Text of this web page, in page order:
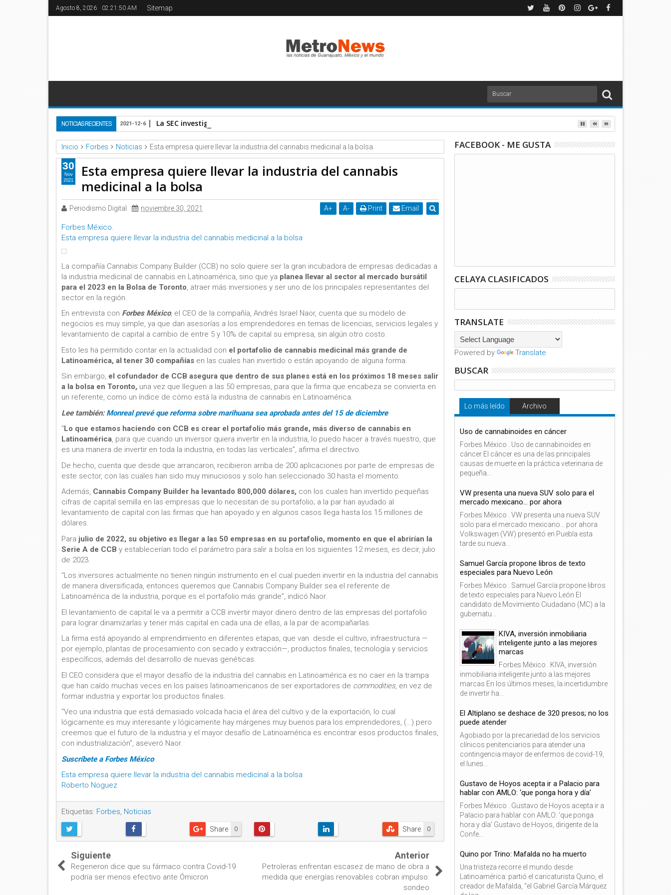
Agosto 8, 2026 02:21:50 AM Sitemap
NOTICIAS RECIENTES La SEC investiga a Tesla por denuncia de defectos en los paneles solares
2021-12-6
Inicio Forbes Noticias Esta empresa quiere llevar la industria del cannabis medicinal a la bolsa
Esta empresa quiere llevar la industria del cannabis
medicinal a la bolsa
Periodismo Digital noviembre 30, 2021 A+ A- Print Email
Forbes México.
Esta empresa quiere llevar la industria del cannabis medicinal a la bolsa
La compañía Cannabis Company Builder (CCB) no solo quiere ser la gran incubadora de empresas dedicadas a
la industria medicinal de cannabis en Latinoamérica, sino que ya planea llevar al sector al mercado bursátil
para el 2023 en la Bolsa de Toronto , atraer más inversiones y ser uno de los principales representantes del
sector en la región.
En entrevista con Forbes México, el CEO de la compañía, Andrés Israel Naor, cuenta que su modelo de
negocios es muy simple, ya que dan asesorías a los emprendedores en temas de licencias, servicios legales y
levantamiento de capital a cambio de entre 5 y 10% de capital su empresa, sin algún otro costo.
Esto les ha permitido contar en la actualidad con el portafolio de cannabis medicinal más grande de
Latinoamérica, al tener 30 compañías en las cuales han invertido o están apoyando de alguna forma.
Sin embargo, el cofundador de CCB asegura que dentro de sus planes está en los próximos 18 meses salir
a la bolsa en Toronto, una vez que lleguen a las 50 empresas, para que la firma que encabeza se convierta en
un referente, como un índice de cómo está la industria de cannabis en Latinoamérica.
Lee también: Monreal prevé que reforma sobre marihuana sea aprobada antes del 15 de diciembre
“Lo que estamos haciendo con CCB es crear el portafolio más grande, más diverso de cannabis en
Latinoamérica, para que cuando un inversor quiera invertir en la industria, lo puedo hacer a través nuestro, que
es una manera de invertir en toda la industria, en todas las verticales”, afirma el directivo.
De hecho, cuenta que desde que arrancaron, recibieron arriba de 200 aplicaciones por parte de empresas de
este sector, con las cuales han sido muy minuciosos y solo han seleccionado 30 hasta el momento.
Además, Cannabis Company Builder ha levantado 800,000 dólares, con los cuales han invertido pequeñas
cifras de capital semilla en las empresas que lo necesitan de su portafolio; a la par han ayudado al
levantamiento de capital con las firmas que han apoyado y en algunos casos llega hasta los 15 millones de
dólares.
Para julio de 2022, su objetivo es llegar a las 50 empresas en su portafolio, momento en que el abrirían la
Serie A de CCB y establecerían todo el parámetro para salir a bolsa en los siguientes 12 meses, es decir, julio
de 2023.
“Los inversores actualmente no tienen ningún instrumento en el cual pueden invertir en la industria del cannabis
de manera diversificada, entonces queremos que Cannabis Company Builder sea el referente de
Latinoamérica de la industria, porque es el portafolio más grande”, indicó Naor.
El levantamiento de capital le va a permitir a CCB invertir mayor dinero dentro de las empresas del portafolio
para lograr dinamizarlas y tener más capital en cada una de ellas, a la par de acompañarlas.
La firma está apoyando al emprendimiento en diferentes etapas, que van desde el cultivo, infraestructura —
por ejemplo, plantas de procesamiento con secado y extracción—, productos finales, tecnología y servicios
específicos, además del desarrollo de nuevas genéticas.
El CEO considera que el mayor desafío de la industria del cannabis en Latinoamérica es no caer en la trampa
que han caído muchas veces en los países latinoamericanos de ser exportadores de commodities, en vez de
formar industria y exportar los productos finales.
“Veo una industria que está demasiado volcada hacia el área del cultivo y de la exportación, lo cual
lógicamente es muy interesante y lógicamente hay márgenes muy buenos para los emprendedores, (…) pero
creemos que el futuro de la industria y el mayor desafío de Latinoamérica es encontrar esos productos finales,
con industrialización”, aseveró Naor.
Suscríbete a Forbes México
Esta empresa quiere llevar la industria del cannabis medicinal a la bolsa
Roberto Noguez
Etiquetas: Forbes Noticias
0
Share 0
Share
30
Nov
2021
Siguiente
Regeneron dice que su fármaco contra Covid-19
podría ser menos efectivo ante Ómicron
Anterior
Petroleras enfrentan escasez de mano de obra a
medida que energías renovables cobran impulso:
sondeo
FACEBOOK - ME GUSTA
CELAYA CLASIFICADOS
TRANSLATE
Powered by Translate
BUSCAR
Lo más leído Archivo
Uso de cannabinoides en cáncer
Forbes México . Uso de cannabinoides en
cáncer El cáncer es una de las principales
causas de muerte en la práctica veterinaria de
pequeña...
VW presenta una nueva SUV solo para el
mercado mexicano… por ahora
Forbes México . VW presenta una nueva SUV
solo para el mercado mexicano… por ahora
Volkswagen (VW) presentó en Puebla esta
tarde su nueva...
Samuel García propone libros de texto
especiales para Nuevo León
Forbes México . Samuel García propone libros
de texto especiales para Nuevo León El
candidato de Movimiento Ciudadano (MC) a la
gubernatu...
KIVA, inversión inmobiliaria
inteligente junto a las mejores
marcas
Forbes México . KIVA, inversión
inmobiliaria inteligente junto a las mejores
marcas En los últimos meses, la incertidumbre
de invertir ha...
El Altiplano se deshace de 320 presos; no los
puede atender
Agobiado por la precariedad de los servicios
clínicos penitenciarios para atender una
contingencia mayor de enfermos de covid-19,
el lunes...
Gustavo de Hoyos acepta ir a Palacio para
hablar con AMLO: ‘que ponga hora y día’
Forbes México . Gustavo de Hoyos acepta ir a
Palacio para hablar con AMLO: ‘que ponga
hora y día’ Gustavo de Hoyos, dirigente de la
Confe...
Quino por Trino: Mafalda no ha muerto
Una tristeza recorre el mundo desde
Latinoamérica: partió el caricaturista Quino, el
creador de Mafalda, “el Gabriel García Márquez